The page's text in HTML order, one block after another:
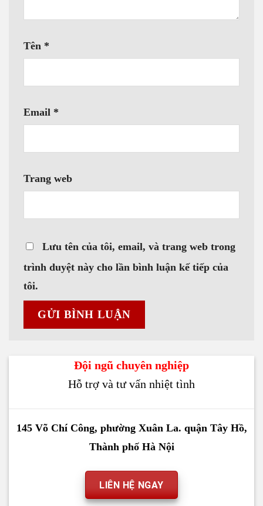
Tên *
Email *
Trang web
Lưu tên của tôi, email, và trang web trong
trình duyệt này cho lần bình luận kế tiếp của
tôi.
Đội ngũ chuyên nghiệp
Hỗ trợ và tư vấn nhiệt tình
145 Võ Chí Công, phường Xuân La. quận Tây Hồ,
Thành phố Hà Nội
LIÊN HỆ NGAY